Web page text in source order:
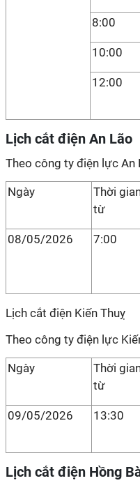
8:00
10:00
12:00
Lịch cắt điện An Lão
Theo công ty điện lực An
Ngày
Thời
từ
08/05/2026 7:00
Lịch cắt điện Kiến Thuỵ
Theo công ty điện lực
Ngày
Thời
từ
09/05/2026 13:30
Lịch cắt điện Hồng